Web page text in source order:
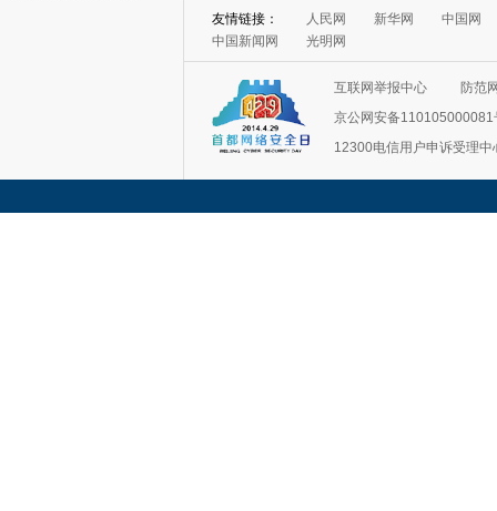
友情链接： 人民网 新华网
中国网
中国新闻网
光明网
互联网举报中心
防范
京公网安备110105000081
12300电信用户申诉受理中